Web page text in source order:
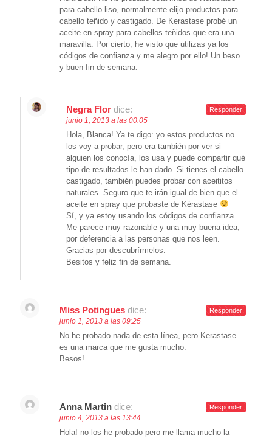
para cabello liso, normalmente elijo productos para
cabello teñido y castigado. De Kerastase probé un
aceite en spray para cabellos teñidos que era una
maravilla. Por cierto, he visto que utilizas ya los
códigos de confianza y me alegro por ello! Un beso
y buen fin de semana.
Negra Flor dice:
junio 1, 2013 a las 00:05
Hola, Blanca! Ya te digo: yo estos productos no
los voy a probar, pero era también por ver si
alguien los conocía, los usa y puede compartir qué
tipo de resultados le han dado. Si tienes el cabello
castigado, también puedes probar con aceititos
naturales. Seguro que te irán igual de bien que el
aceite en spray que probaste de Kérastase
Sí, y ya estoy usando los códigos de confianza.
Me parece muy razonable y una muy buena idea,
por deferencia a las personas que nos leen.
Gracias por descubrírmelos.
Besitos y feliz fin de semana.
Responder
Miss Potingues dice:
junio 1, 2013 a las 09:25
No he probado nada de esta línea, pero Kerastase
es una marca que me gusta mucho.
Besos!
Responder
Anna Martin dice:
junio 4, 2013 a las 13:44
Hola! no los he probado pero me llama mucho la
Responder